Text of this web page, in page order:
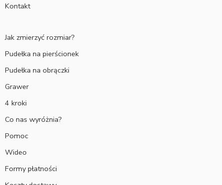
Kontakt
Jak zmierzyć rozmiar?
Pudełka na pierścionek
Pudełka na obrączki
Grawer
4 kroki
Co nas wyróżnia?
Pomoc
Wideo
Formy płatności